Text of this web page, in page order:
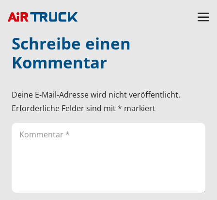
Schreibe einen
Kommentar
Deine E-Mail-Adresse wird nicht veröffentlicht.
Erforderliche Felder sind mit* markiert